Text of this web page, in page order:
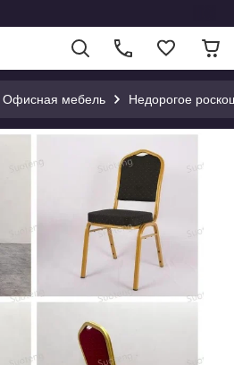
Офисная мебель Недорогое